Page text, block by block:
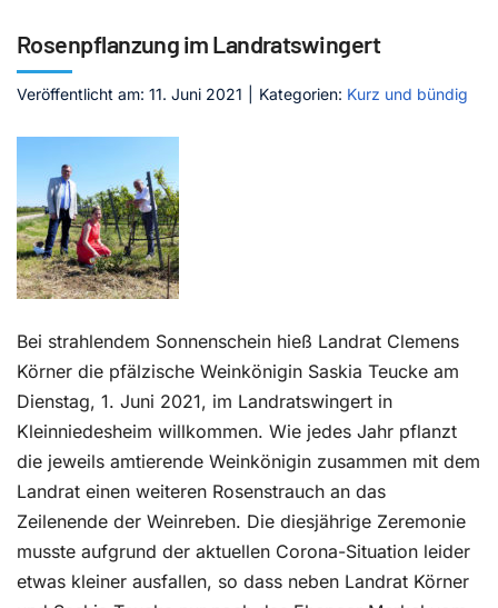
Mediathek
Kontakt
Rosenpflanzung im Landratswingert
Veröffentlicht am: 11. Juni 2021 Kategorien: Kurz und bündig
Bei strahlendem Sonnenschein hieß Landrat Clemens
Körner die pfälzische Weinkönigin Saskia Teucke am
Dienstag, 1. Juni 2021, im Landratswingert in
Kleinniedesheim willkommen. Wie jedes Jahr pflanzt
die jeweils amtierende Weinkönigin zusammen mit dem
Landrat einen weiteren Rosenstrauch an das
Zeilenende der Weinreben. Die diesjährige Zeremonie
musste aufgrund der aktuellen Corona-Situation leider
etwas kleiner ausfallen, so dass neben Landrat Körner